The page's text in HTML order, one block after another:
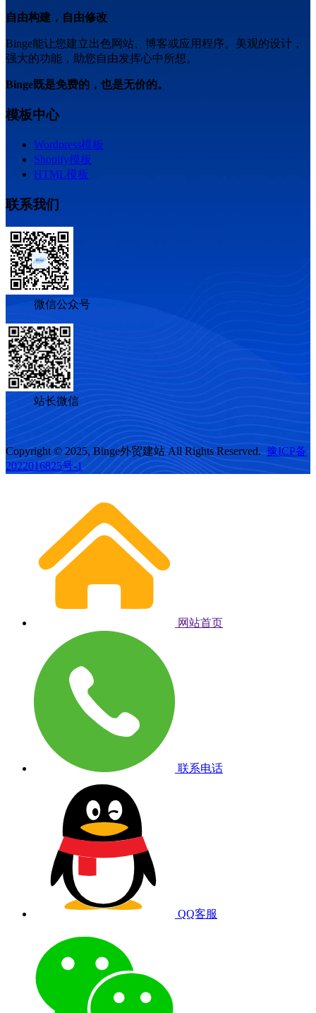
自由构建，自由修改
Binge能让您建立出色网站、博客或应用程序。美观的设计，
强大的功能，助您自由发挥心中所想。
Binge既是免费的，也是无价的。
模板中心
Wordpress模板
Shopify模板
HTML模板
联系我们
微信公众号
站长微信
Copyright © 2025, Binge外贸建站 All Rights Reserved. 豫ICP备
2022016825号-1
网站首页
联系电话
QQ客服